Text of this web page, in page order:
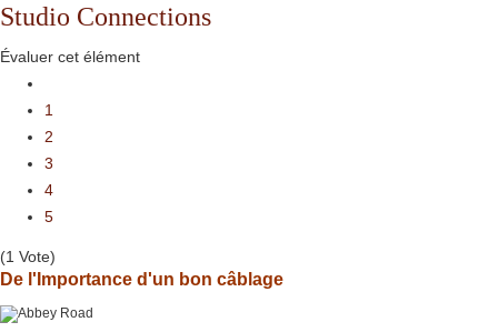
Studio Connections
Évaluer cet élément
1
2
3
4
5
(1 Vote)
De l'Importance d'un bon câblage